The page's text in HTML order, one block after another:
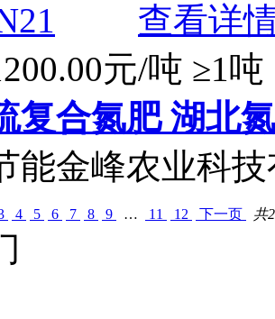
查看详
元/吨 ≥1吨
复合氮肥 湖北
能金峰农业科
4 5 6 7 8 9 … 11 12 下一页 共